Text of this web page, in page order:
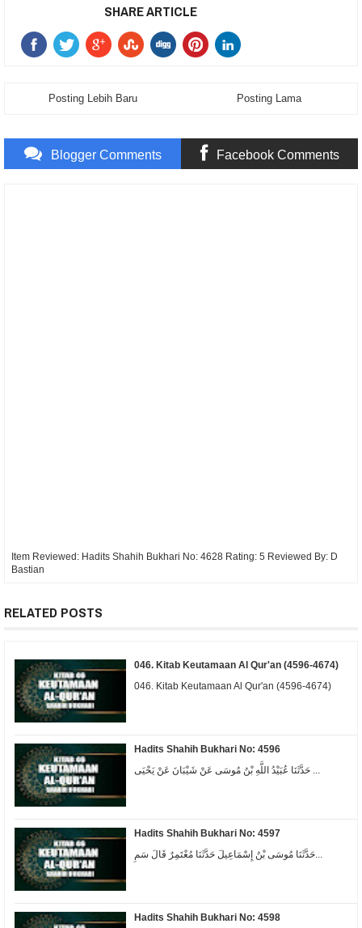
SHARE ARTICLE
Posting Lebih Baru Posting Lama
Blogger Comments Facebook Comments
Item Reviewed: Hadits Shahih Bukhari No: 4628 Rating: 5 Reviewed By: D
Bastian
RELATED POSTS
046. Kitab Keutamaan Al Qur'an (4596-4674)
046. Kitab Keutamaan Al Qur'an (4596-4674)
Hadits Shahih Bukhari No: 4596
حَدَّثَنَا عُبَيْدُ اللَّهِ بْنُ مُوسَى عَنْ شَيْبَانَ عَنْ يَحْيَى ...
Hadits Shahih Bukhari No: 4597
حَدَّثَنَا مُوسَى بْنُ إِسْمَاعِيلَ حَدَّثَنَا مُعْتَمِرٌ قَالَ سَمِ...
Hadits Shahih Bukhari No: 4598